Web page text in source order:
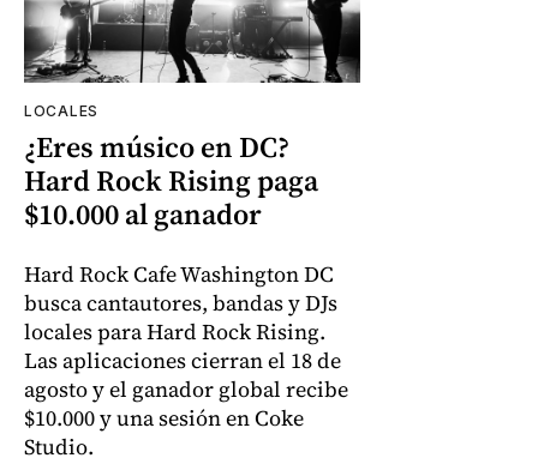
LOCALES
¿Eres músico en DC?
Hard Rock Rising paga
$10.000 al ganador
Hard Rock Cafe Washington DC
busca cantautores, bandas y DJs
locales para Hard Rock Rising.
Las aplicaciones cierran el 18 de
agosto y el ganador global recibe
$10.000 y una sesión en Coke
Studio.